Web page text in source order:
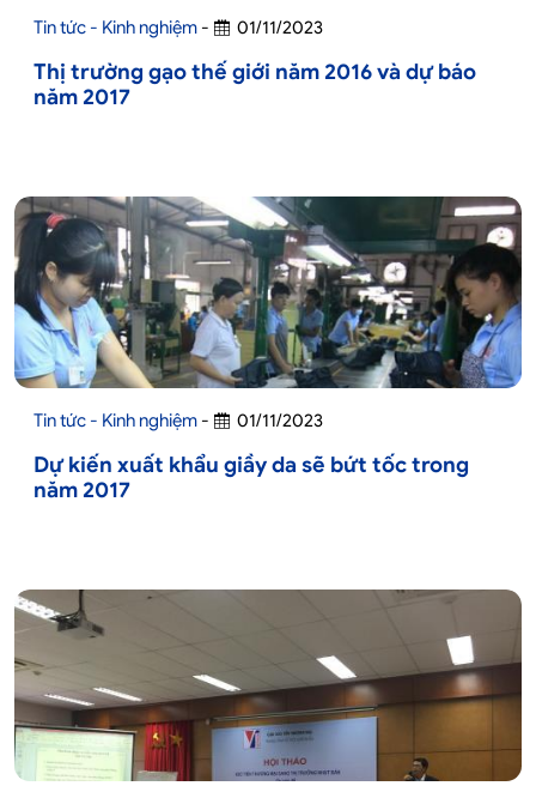
Tin tức - Kinh nghiệm - 01/11/2023
Thị trường gạo thế giới năm 2016 và dự báo
năm 2017
Tin tức - Kinh nghiệm - 01/11/2023
Dự kiến xuất khẩu giầy da sẽ bứt tốc trong
năm 2017